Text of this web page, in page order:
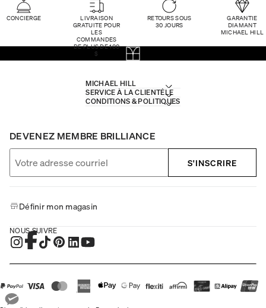
CONCIERGE
LIVRAISON
GRATUITE POUR
LES
COMMANDES
DE PLUS DE 100
$
RETOURS SOUS
30 JOURS
GARANTIE
DIAMANT
MICHAEL HILL
MICHAEL HILL
SERVICE À LA CLIENTÈLE
CONDITIONS & POLITIQUES
DEVENEZ MEMBRE BRILLIANCE
S'INSCRIRE
Définir mon magasin
NOUS SUIVRE